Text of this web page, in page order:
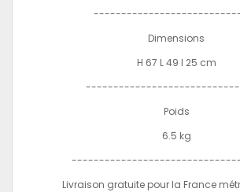
Dimensions
H 67 L 49 l 25 cm
Poids
6.5 kg
Livraison gratuite pour la France